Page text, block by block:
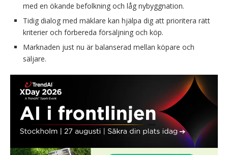
med en ökande befolkning och låg nybyggnation.
Tidig dialog med mäklare kan hjälpa dig att prioritera rätt
kriterier och förbereda försäljning och köp.
Marknaden just nu är balanserad mellan köpare och
säljare.